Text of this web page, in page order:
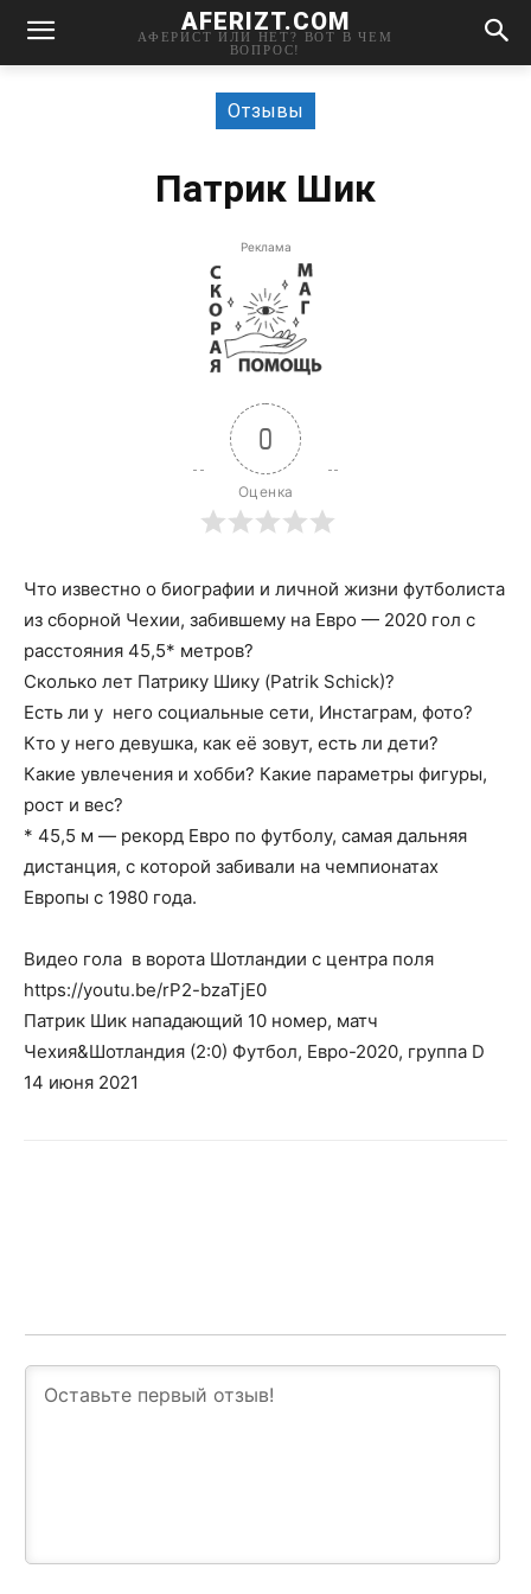
AFERIZT.COM
АФЕРИСТ ИЛИ НЕТ? ВОТ В ЧЕМ
ВОПРОС!
Отзывы
Патрик Шик
Реклама
0
Оценка
Что известно о биографии и личной жизни футболиста
из сборной Чехии, забившему на Евро — 2020 гол с
расстояния 45,5* метров?
Сколько лет Патрику Шику (Patrik Schick)?
Есть ли у него социальные сети, Инстаграм, фото?
Кто у него девушка, как её зовут, есть ли дети?
Какие увлечения и хобби? Какие параметры фигуры,
рост и вес?
* 45,5 м — рекорд Евро по футболу, самая дальняя
дистанция, с которой забивали на чемпионатах
Европы с 1980 года.
Видео гола в ворота Шотландии с центра поля
https://youtu.be/rP2-bzaTjE0
Патрик Шик нападающий 10 номер, матч
Чехия&Шотландия (2:0) Футбол, Евро-2020, группа D
14 июня 2021